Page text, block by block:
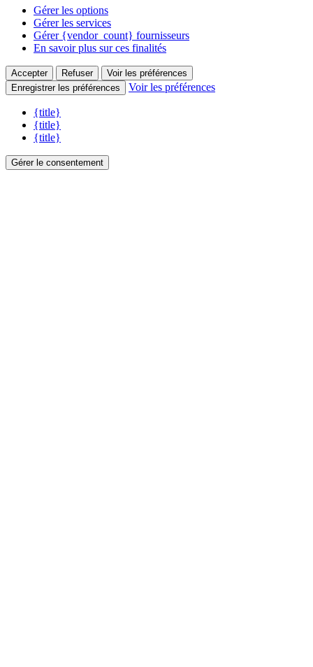
Gérer les options
Gérer les services
Gérer {vendor_count} fournisseurs
En savoir plus sur ces finalités
Accepter Refuser
Voir les préférences
Enregistrer les préférences
Voir les préférences
{title}
{title}
{title}
Gérer le consentement